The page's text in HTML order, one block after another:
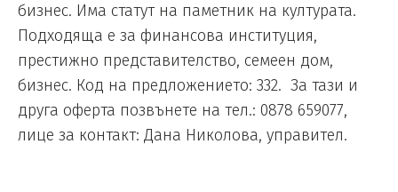
бизнес. Има статут на паметник на културата.
Подходяща е за финансова институция,
престижно представителство, семеен дом,
бизнес. Код на предложението: 332. За тази и
друга оферта позвънете на тел.: 0878 659077,
лице за контакт: Дана Николова, управител.